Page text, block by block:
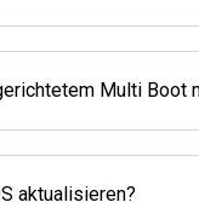
Multi Boot
aktualisieren?